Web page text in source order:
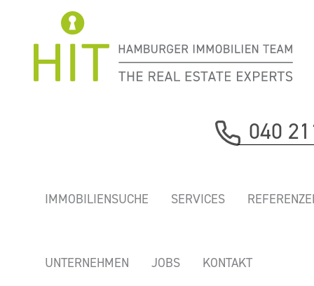
040
IMMOBILIENSUCHE SERVICES
UNTERNEHMEN JOBS KONTAKT
„COLUMBUS
TRAUMBÜRO IN